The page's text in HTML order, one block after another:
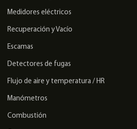
Medidores eléctricos
Recuperación y Vacío
Escamas
Detectores de fugas
Flujo de aire y temperatura / HR
Manómetros
Combustión